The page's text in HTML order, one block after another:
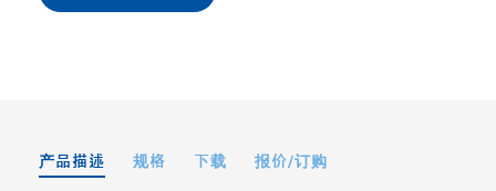
产品描述 规格 下载 报价/订购